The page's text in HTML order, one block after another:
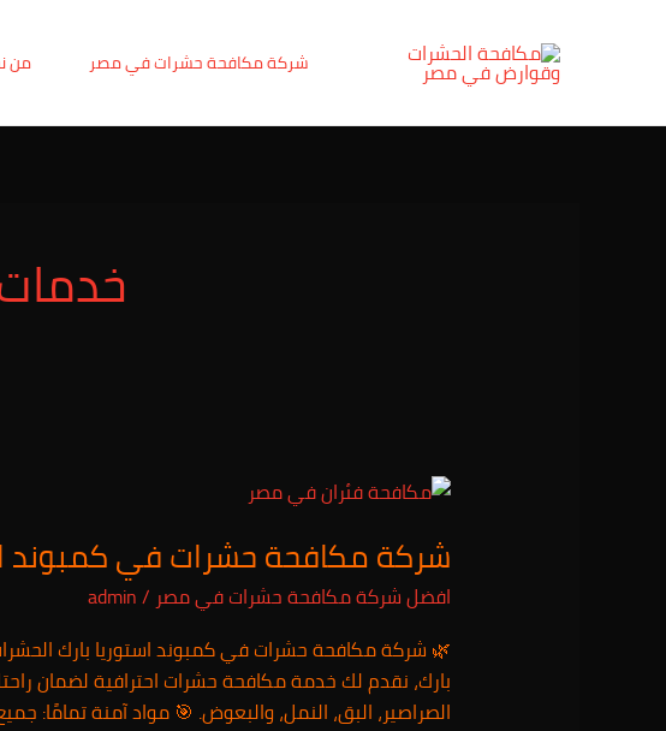
شركة مكافحة حشرات في مصر من
شركة مكافحة حشرات في كمبوند استوريا بارك
افضل شركة مكافحة حشرات في مصر /
admin
🌿 شركة مكافحة حشرات في كمبوند استوريا بارك
بارك، نقدم لك خدمة مكافحة حشرات احترافية لضمان
الصراصير، البق، النمل، والبعوض. 🎯 مواد آمنة تمامًا:
شركة
حشرات
في
كمبوند
استوريا
بارك
01025257948